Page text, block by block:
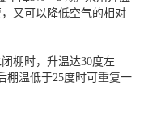
又可以降低空气的相对
棚时，升温达30度左
棚温低于25度时可重复一